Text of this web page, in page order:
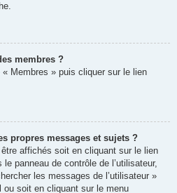
membres ?
Membres » puis cliquer sur le lien
propres messages et sujets ?
affichés soit en cliquant sur le lien
panneau de contrôle de l’utilisateur,
les messages de l’utilisateur »
ou soit en cliquant sur le menu